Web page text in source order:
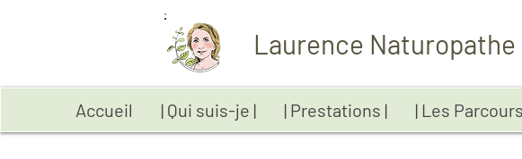
Laurence Naturopathe
Accueil | Qui suis-je | | Prestations | | Les